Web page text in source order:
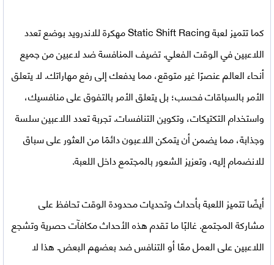
كما تتميزلعبة Static Shift Racing مهكرة للاندرويد
بوضع تعدد
اللاعبين في الوقت الفعلي. تضيف المنافسة ضد لاعبين من جميع
أنحاء العالم عنصرًا غير متوقع، مما يدفعك إلى رفع مهاراتك. لا يتعلق
الأمر بالسباقات فحسب؛ بل يتعلق الأمر بالتفوق على منافسيك،
واستخدام التكتيكات، وتكوين التنافسات. تجربة تعدد اللاعبين سلسة
وجذابة، مما يضمن أن يتمكن اللاعبون دائمًا من العثور على سباق
للانضمام إليه، وتعزيز الشعور بالمجتمع داخل اللعبة.
أيضًا تتميز اللعبة بأحداث وتحديات محدودة الوقت تحافظ على
مشاركة المجتمع. غالبًا ما تقدم هذه الأحداث مكافآت حصرية وتشجع
اللاعبين على العمل معًا أو التنافس ضد بعضهم البعض. هذا لا